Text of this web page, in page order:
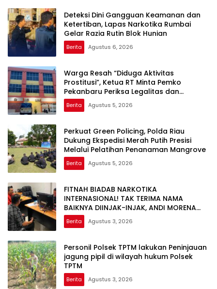
Deteksi Dini Gangguan Keamanan dan
Ketertiban, Lapas Narkotika Rumbai
Gelar Razia Rutin Blok Hunian
Berita Agustus 6, 2026
Warga Resah “Diduga Aktivitas
Prostitusi”, Ketua RT Minta Pemko
Pekanbaru Periksa Legalitas dan
Aktivitas Z Homestay di Jalan Tanjung
Datuk
Berita Agustus 5, 2026
Perkuat Green Policing, Polda Riau
Dukung Ekspedisi Merah Putih Presisi
Melalui Pelatihan Penanaman Mangrove
Berita Agustus 5, 2026
FITNAH BIADAB NARKOTIKA
INTERNASIONAL! TAK TERIMA NAMA
BAIKNYA DIINJAK-INJAK, ANDI MORENA
DECLARE WAR: SIAP Bantai DAN SERET
AKUN PEMBUNUH KARAKTER KE PENJARA
Berita Agustus 3, 2026
Personil Polsek TPTM lakukan Peninjauan
jagung pipil di wilayah hukum Polsek
TPTM
Berita Agustus 3, 2026